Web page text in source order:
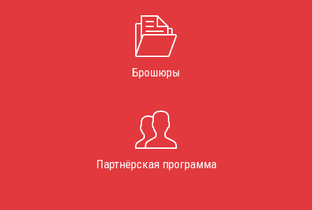
Брошюры
Партнёрская программа